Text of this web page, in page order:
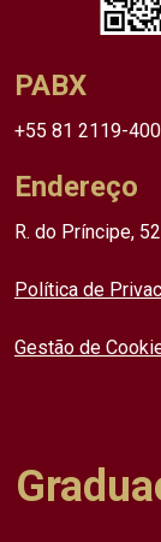
PABX
+55 81 2119-
Endereço
R. do Príncipe,
Política de
Gestão de